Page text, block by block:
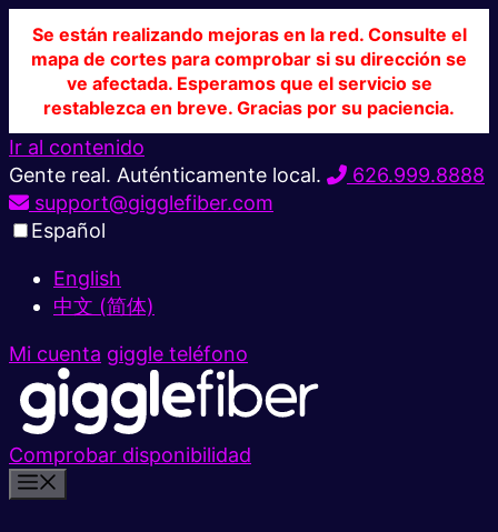
Se están realizando mejoras en la red. Consulte el
mapa de cortes para comprobar si su dirección se
ve afectada. Esperamos que el servicio se
restablezca en breve. Gracias por su paciencia.
Ir al contenido
Gente real. Auténticamente local.
626.999.8888
support@gigglefiber.com
Español
English
中文 (简体)
Mi cuenta giggle teléfono
Comprobar disponibilidad